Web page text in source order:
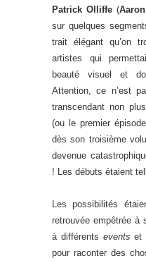
Patrick Olliffe (
sur quelques
trait élégant qu’on
artistes qui
beauté visuel et
Attention, ce n’est
transcendant non
(ou le premier
dès son troisième
devenue
! Les débuts étaient
Les possibilités
retrouvée empêtrée à
à différents events et
pour raconter des